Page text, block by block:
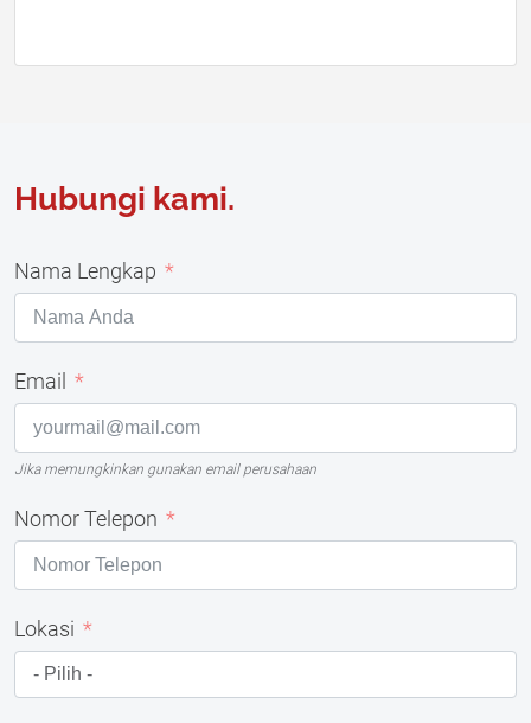
Hubungi kami.
Nama Lengkap
Email
Jika memungkinkan gunakan email perusahaan
Nomor Telepon
Lokasi